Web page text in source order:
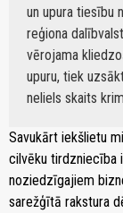
un upura tiesību
reģiona
vērojama
upuru, tiek
neliels skaits
Savukārt iekšlietu
cilvēku tirdzniecība
noziedzīgajiem
sarežģītā rakstura